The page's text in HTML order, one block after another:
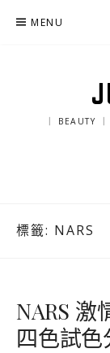
MENU
｜ BEAUTY
標籤: NARS
NARS 激
四色試色